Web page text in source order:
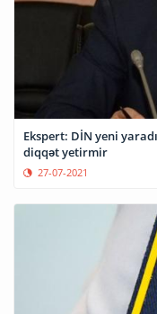
Ekspert: DİN yeni
diqqət yetirmir
27-07-2021